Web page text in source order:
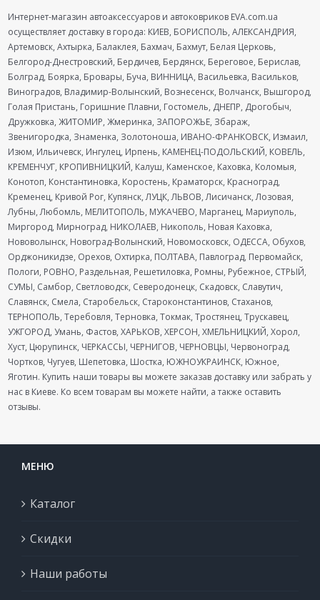
Интернет-магазин автоаксессуаров и автоковриков EVA.com.ua
осуществляет доставку в города: КИЕВ, БОРИСПОЛЬ, АЛЕКСАНДРИЯ,
Артемовск, Ахтырка, Балаклея, Бахмач, Бахмут, Белая Церковь,
Белгород-Днестровский, Бердичев, Бердянск, Береговое, Берислав,
Болград, Боярка, Бровары, Буча, ВИННИЦА, Васильевка, Васильков,
Виноградов, Владимир-Волынский, Вознесенск, Волчанск, Вышгород,
Голая Пристань, Горишние Плавни, Гостомель, ДНЕПР, Дрогобыч,
Дружковка, ЖИТОМИР, Жмеринка, ЗАПОРОЖЬЕ, Збараж,
Звенигородка, Знаменка, Золотоноша, ИВАНО-ФРАНКОВСК, Измаил,
Изюм, Ильичевск, Ингулец, Ирпень, КАМЕНЕЦ-ПОДОЛЬСКИЙ, КОВЕЛЬ,
КРЕМЕНЧУГ, КРОПИВНИЦКИЙ, Калуш, Каменское, Каховка, Коломыя,
Конотоп, Константиновка, Коростень, Краматорск, Красноград,
Кременец, Кривой Рог, Купянск, ЛУЦК, ЛЬВОВ, Лисичанск, Лозовая,
Лубны, Любомль, МЕЛИТОПОЛЬ, МУКАЧЕВО, Марганец, Мариуполь,
Миргород, Мирноград, НИКОЛАЕВ, Никополь, Новая Каховка,
Нововолынск, Новоград-Волынский, Новомосковск, ОДЕССА, Обухов,
Орджоникидзе, Орехов, Охтирка, ПОЛТАВА, Павлоград, Первомайск,
Пологи, РОВНО, Раздельная, Решетиловка, Ромны, Рубежное, СТРЫЙ,
СУМЫ, Самбор, Светловодск, Северодонецк, Скадовск, Славутич,
Славянск, Смела, Старобельск, Староконстантинов, Стаханов,
ТЕРНОПОЛЬ, Теребовля, Терновка, Токмак, Тростянец, Трускавец,
УЖГОРОД, Умань, Фастов, ХАРЬКОВ, ХЕРСОН, ХМЕЛЬНИЦКИЙ, Хорол,
Хуст, Цюрупинск, ЧЕРКАССЫ, ЧЕРНИГОВ, ЧЕРНОВЦЫ, Червоноград,
Чортков, Чугуев, Шепетовка, Шостка, ЮЖНОУКРАИНСК, Южное,
Яготин. Купить наши товары вы можете заказав доставку или забрать у
нас в Киеве. Ко всем товарам вы можете найти, а также оставить
отзывы.
МЕНЮ
Каталог
Скидки
Наши работы